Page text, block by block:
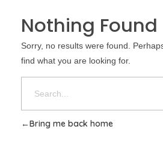
Nothing Found
Sorry, no results were found.
find what you are looking for.
Bring me back home